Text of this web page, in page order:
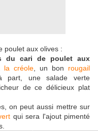
poulet aux olives :
du cari de poulet aux
la créole , un bon rougail
part, une salade verte
de ce délicieux plat
on peut aussi mettre sur
qui sera l'ajout pimenté